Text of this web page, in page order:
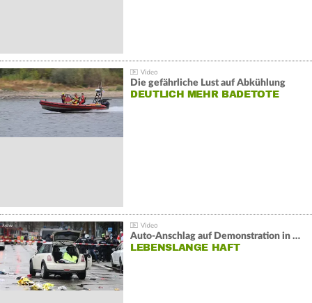
Die gefährliche Lust auf Abkühlung
DEUTLICH MEHR BADETOTE
Auto-Anschlag auf Demonstration in München:
LEBENSLANGE HAFT